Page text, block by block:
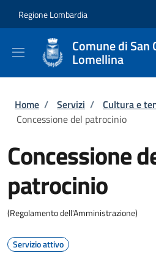
Regione Lombardia
Comune di San
Lomellina
Briciole di pane
Home / Servizi / Cultura e
Concessione del patrocinio
Concessione
patrocinio
(Regolamento dell'Amministrazione)
Servizio attivo